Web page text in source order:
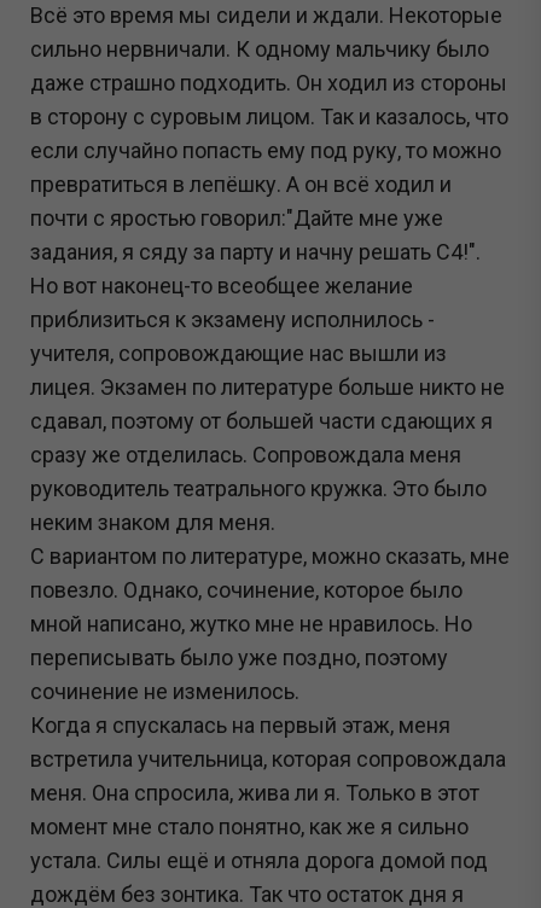
Всё это время мы сидели и ждали. Некоторые
сильно нервничали. К одному мальчику было
даже страшно подходить. Он ходил из стороны
в сторону с суровым лицом. Так и казалось, что
если случайно попасть ему под руку, то можно
превратиться в лепёшку. А он всё ходил и
почти с яростью говорил:"Дайте мне уже
задания, я сяду за парту и начну решать С4!".
Но вот наконец-то всеобщее желание
приблизиться к экзамену исполнилось -
учителя, сопровождающие нас вышли из
лицея. Экзамен по литературе больше никто не
сдавал, поэтому от большей части сдающих я
сразу же отделилась. Сопровождала меня
руководитель театрального кружка. Это было
неким знаком для меня.
С вариантом по литературе, можно сказать, мне
повезло. Однако, сочинение, которое было
мной написано, жутко мне не нравилось. Но
переписывать было уже поздно, поэтому
сочинение не изменилось.
Когда я спускалась на первый этаж, меня
встретила учительница, которая сопровождала
меня. Она спросила, жива ли я. Только в этот
момент мне стало понятно, как же я сильно
устала. Силы ещё и отняла дорога домой под
дождём без зонтика. Так что остаток дня я